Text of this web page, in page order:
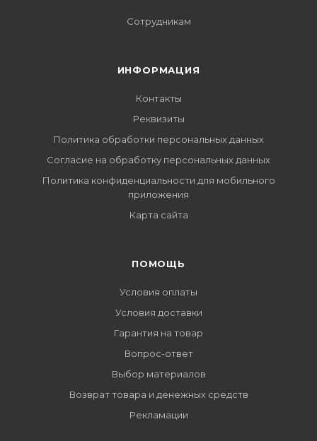
Сотрудникам
ИНФОРМАЦИЯ
Контакты
Реквизиты
Политика обработки персональных данных
Согласие на обработку персональных данных
Политика конфиденциальности для мобильного
приложения
Карта сайта
ПОМОЩЬ
Условия оплаты
Условия доставки
Гарантия на товар
Вопрос-ответ
Выбор материалов
Возврат товара и денежных средств
Рекламации